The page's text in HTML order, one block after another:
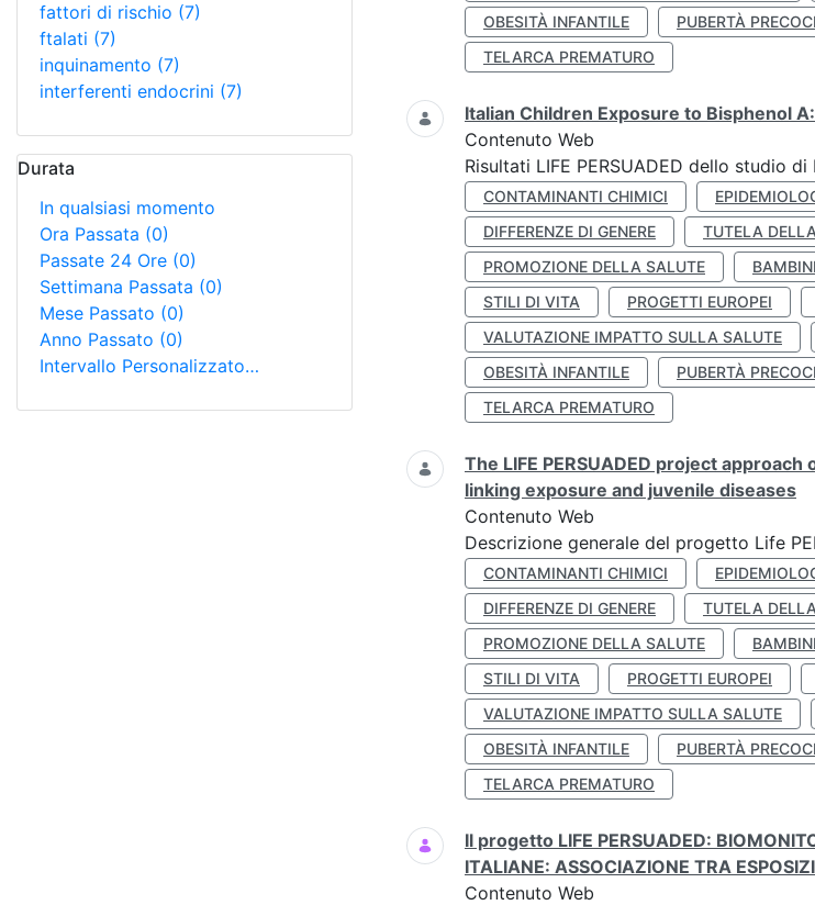
fattori di rischio (7)
ftalati (7)
inquinamento (7)
interferenti endocrini (7)
Durata
In qualsiasi momento
Ora Passata (0)
Passate 24 Ore (0)
Settimana Passata (0)
Mese Passato (0)
Anno Passato (0)
Intervallo Personalizzato…
OBESITÀ INFANTILE
PUBERTÀ
TELARCA PREMATURO
Italian Children Exposure to Bisphenol
Contenuto Web
Risultati LIFE PERSUADED dello studio
CONTAMINANTI CHIMICI
DIFFERENZE DI GENERE
TUTELA
PROMOZIONE DELLA SALUTE
BAMBINI
STILI DI VITA
PROGETTI EUROPEI
VALUTAZIONE IMPATTO SULLA SALUTE
OBESITÀ INFANTILE
PUBERTÀ
TELARCA PREMATURO
The LIFE PERSUADED project
linking exposure and juvenile diseases
Contenuto Web
Descrizione generale del progetto Life
CONTAMINANTI CHIMICI
DIFFERENZE DI GENERE
TUTELA
PROMOZIONE DELLA SALUTE
BAMBINI
STILI DI VITA
PROGETTI EUROPEI
VALUTAZIONE IMPATTO SULLA SALUTE
OBESITÀ INFANTILE
PUBERTÀ
TELARCA PREMATURO
Il progetto LIFE PERSUADED:
ITALIANE: ASSOCIAZIONE TRA
Contenuto Web